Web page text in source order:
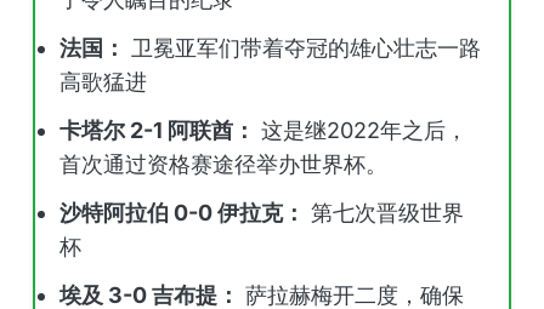
法国：
卫冕亚军们带着夺冠的雄心壮志一路
高歌猛进
卡塔尔 2-1 阿联酋： 这是继2022年之后，
首次通过资格赛途径举办世界杯。
沙特阿拉伯 0-0 伊拉克： 第七次晋级世界
杯
埃及 3-0 吉布提： 萨拉赫梅开二度，确保